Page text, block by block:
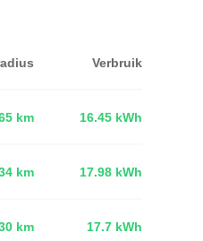
Verbruik
km 16.45 kWh
km 17.98 kWh
km 17.7 kWh